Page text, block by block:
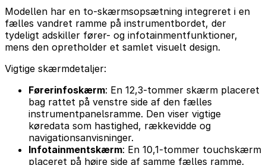
Modellen har en to-skærmsopsætning integreret i en
fælles vandret ramme på instrumentbordet, der
tydeligt adskiller fører- og infotainmentfunktioner,
mens den opretholder et samlet visuelt design.
Vigtige skærmdetaljer:
Førerinfoskærm: En 12,3-tommer skærm placeret
bag rattet på venstre side af den fælles
instrumentpanelsramme. Den viser vigtige
køredata som hastighed, rækkevidde og
navigationsanvisninger.
Infotainmentskærm: En 10,1-tommer touchskærm
placeret på højre side af samme fælles ramme.